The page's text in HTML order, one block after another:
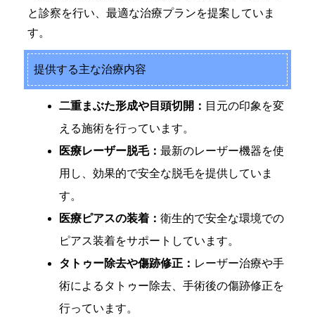
と診察を行い、最適な治療プランを提案していま
す。
提供する主な治療内容
二重まぶた形成や目頭切開： 目元の印象を変
える施術を行っています。
医療レーザー脱毛： 最新のレーザー機器を使
用し、効果的で安全な脱毛を提供していま
す。
医療ピアスの装着： 衛生的で安全な環境での
ピアス装着をサポートしています。
タトゥー除去や傷跡修正： レーザー治療や手
術によるタトゥー除去、手術後の傷跡修正を
行っています。